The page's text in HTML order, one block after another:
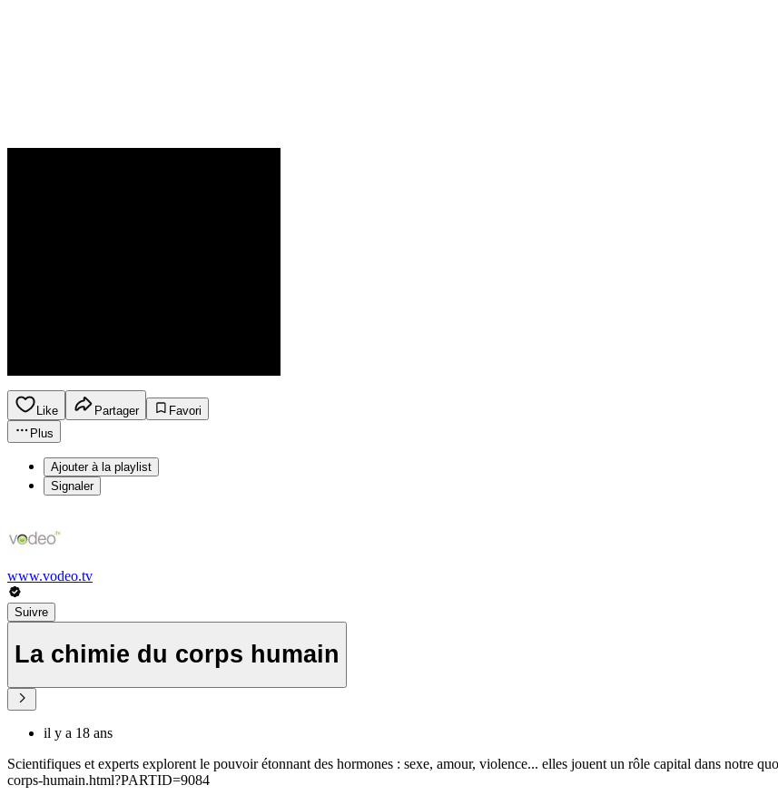
Like Partager
Favori
Plus
Ajouter à la playlist
Signaler
www.vodeo.tv
Suivre
La chimie du corps humain
il y a 18 ans
Scientifiques et experts explorent le pouvoir étonnant des hormones : sexe, amour, violence... elles jouent un rôle capital dans notre
corps-humain.html?PARTID=9084